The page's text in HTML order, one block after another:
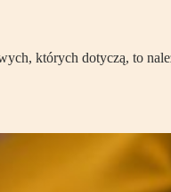
których dotyczą, to